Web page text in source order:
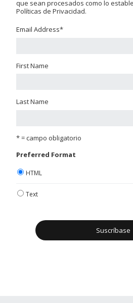
que sean procesados como lo
Políticas de Privacidad.
Email Address*
First Name
Last Name
* = campo obligatorio
Preferred Format
HTML
Text